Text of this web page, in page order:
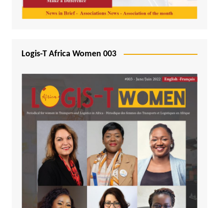
Logis-T Africa Women 003